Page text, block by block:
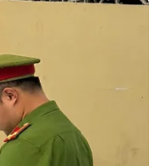
phẩm may mặc,
này, doanh
xuất xứ sản
thuật chặt chẽ.